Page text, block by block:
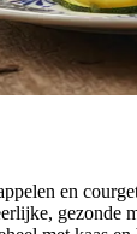
en
gezonde